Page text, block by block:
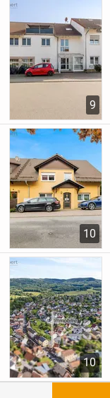
9
10
10